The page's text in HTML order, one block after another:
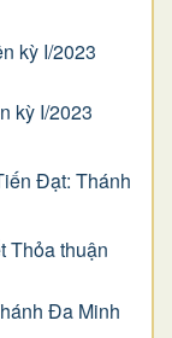
kỳ I/2023
kỳ I/2023
Đạt: Thánh
Thỏa thuận
Đa Minh